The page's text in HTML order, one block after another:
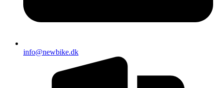
info@newbike.dk